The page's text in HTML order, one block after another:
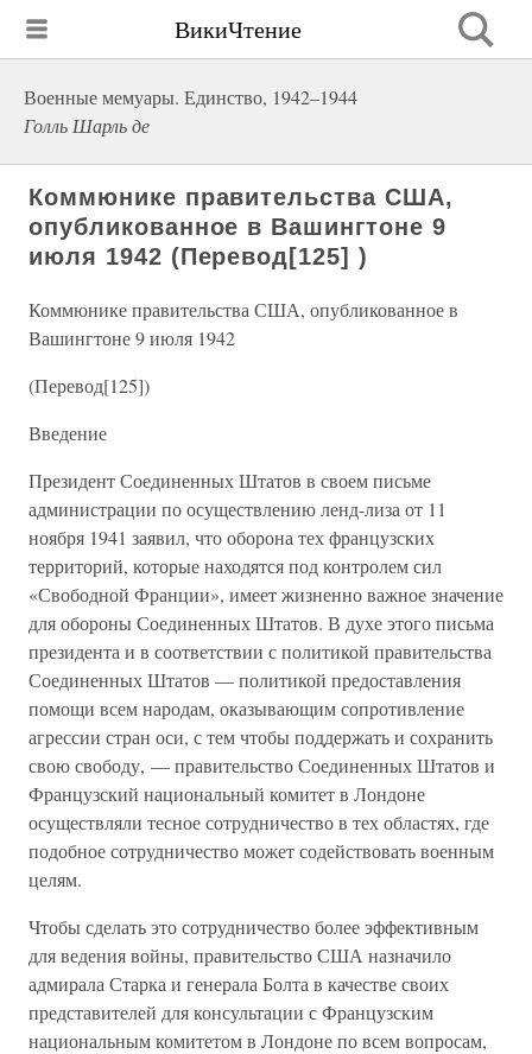
ВикиЧтение
Военные мемуары. Единство, 1942–1944
Голль Шарль де
Коммюнике правительства США,
опубликованное в Вашингтоне 9
июля 1942 (Перевод[125] )
Коммюнике правительства США, опубликованное в
Вашингтоне 9 июля 1942
(Перевод[125])
Введение
Президент Соединенных Штатов в своем письме
администрации по осуществлению ленд-лиза от 11
ноября 1941 заявил, что оборона тех французских
территорий, которые находятся под контролем сил
«Свободной Франции», имеет жизненно важное значение
для обороны Соединенных Штатов. В духе этого письма
президента и в соответствии с политикой правительства
Соединенных Штатов — политикой предоставления
помощи всем народам, оказывающим сопротивление
агрессии стран оси, с тем чтобы поддержать и сохранить
свою свободу, — правительство Соединенных Штатов и
Французский национальный комитет в Лондоне
осуществляли тесное сотрудничество в тех областях, где
подобное сотрудничество может содействовать военным
целям.
Чтобы сделать это сотрудничество более эффективным
для ведения войны, правительство США назначило
адмирала Старка и генерала Болта в качестве своих
представителей для консультации с Французским
национальным комитетом в Лондоне по всем вопросам,